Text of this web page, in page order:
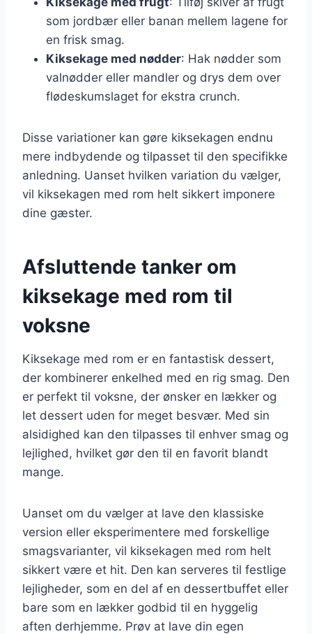
som jordbær eller banan mellem lagene for
en frisk smag.
Kiksekage med nødder: Hak nødder som
valnødder eller mandler og drys dem over
flødeskumslaget for ekstra crunch.
Disse variationer kan gøre kiksekagen endnu
mere indbydende og tilpasset til den specifikke
anledning. Uanset hvilken variation du vælger,
vil kiksekagen med rom helt sikkert imponere
dine gæster.
Afsluttende tanker om
kiksekage med rom til
voksne
Kiksekage med rom er en fantastisk dessert,
der kombinerer enkelhed med en rig smag. Den
er perfekt til voksne, der ønsker en lækker og
let dessert uden for meget besvær. Med sin
alsidighed kan den tilpasses til enhver smag og
lejlighed, hvilket gør den til en favorit blandt
mange.
Uanset om du vælger at lave den klassiske
version eller eksperimentere med forskellige
smagsvarianter, vil kiksekagen med rom helt
sikkert være et hit. Den kan serveres til festlige
lejligheder, som en del af en dessertbuffet eller
bare som en lækker godbid til en hyggelig
aften derhjemme. Prøv at lave din egen